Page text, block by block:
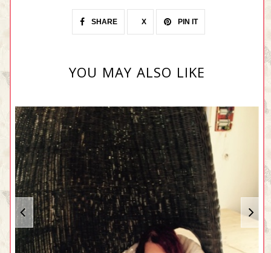
SHARE X PIN IT
YOU MAY ALSO LIKE